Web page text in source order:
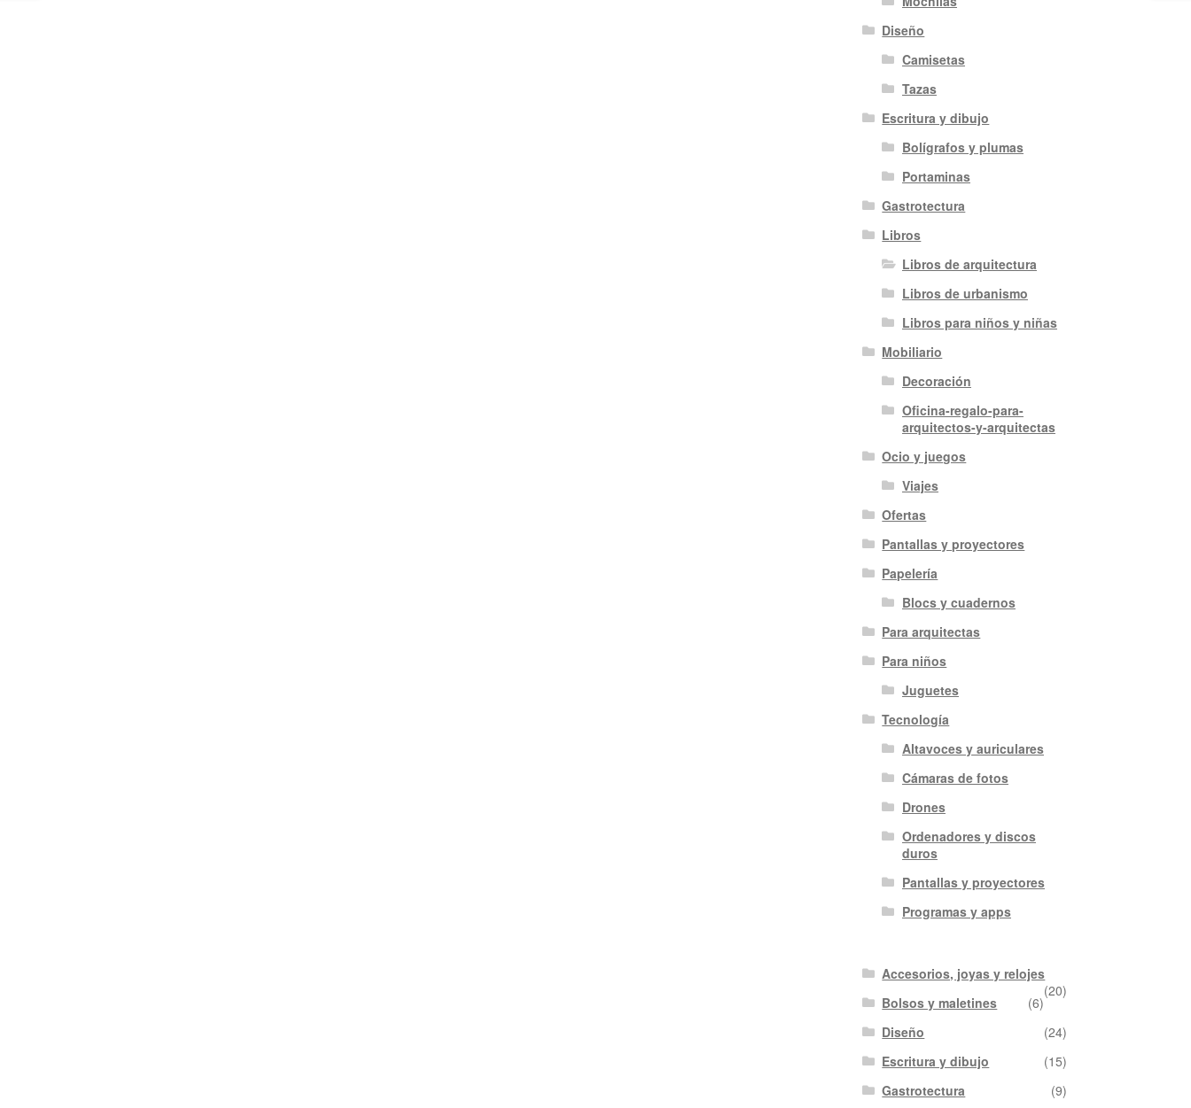
Diseño
Camisetas
Tazas
Escritura y dibujo
Bolígrafos y plumas
Portaminas
Gastrotectura
Libros
Libros de arquitectura
Libros de urbanismo
Libros para niños y niñas
Mobiliario
Decoración
Oficina-regalo-para-
arquitectos-y-arquitectas
Ocio y juegos
Viajes
Ofertas
Pantallas y proyectores
Papelería
Blocs y cuadernos
Para arquitectas
Para niños
Juguetes
Tecnología
Altavoces y auriculares
Cámaras de fotos
Drones
Ordenadores y discos
duros
Pantallas y proyectores
Programas y apps
Accesorios, joyas y relojes
(20)
Bolsos y maletines
(6)
Diseño
(24)
Escritura y dibujo
(15)
Gastrotectura
(9)